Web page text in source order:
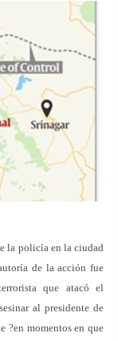
la policía en la ciudad
de la acción fue
que atacó el
al presidente de
?en momentos en que